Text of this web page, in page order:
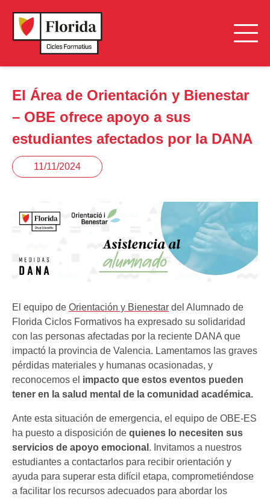
El Área de Orientación y Bienestar
– OBE ofrece apoyo a sus
estudiantes afectados por la DANA
11/11/2024
El equipo de Orientación y Bienestar del Alumnado de
Florida Ciclos Formativos ha expresado su solidaridad
con las personas afectadas por la reciente DANA que
impactó la provincia de Valencia. Lamentamos las graves
pérdidas materiales y humanas ocasionadas, y
reconocemos el impacto que estos eventos pueden
tener en la salud mental de la comunidad académica.
Ante esta situación de emergencia, el equipo de OBE-ES
ha puesto a disposición de quienes lo necesiten sus
servicios de apoyo emocional . Invitamos a nuestros
estudiantes a contactarlos para recibir orientación y
ayuda para superar esta difícil etapa, comprometiéndose
a facilitar los recursos adecuados para abordar los